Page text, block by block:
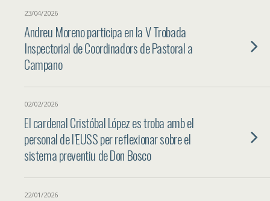
23/04/2026
Andreu Moreno participa en la V Trobada
Inspectorial de Coordinadors de Pastoral a
Campano
02/02/2026
El cardenal Cristóbal López es troba amb el
personal de l’EUSS per reflexionar sobre el
sistema preventiu de Don Bosco
22/01/2026